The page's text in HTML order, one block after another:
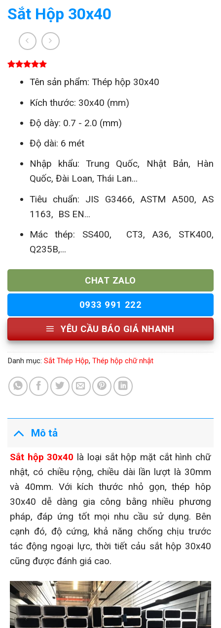
Sắt Hộp 30x40
dựa trênTên sản phẩm: Thép hộp 30x40
Kích thước: 30x40 (mm)
Độ dày: 0.7 - 2.0 (mm)
Độ dài: 6 mét
Nhập khẩu: Trung Quốc, Nhật Bản, Hàn
Quốc, Đài Loan, Thái Lan...
Tiêu chuẩn: JIS G3466, ASTM A500, AS
1163, BS EN...
Mác thép: SS400, CT3, A36, STK400,
Q235B,...
CHAT ZALO
0933 991 222
YÊU CẦU BÁO GIÁ NHANH
Danh mục: Sắt Thép Hộp, Thép hộp chữ nhật
Mô tả
Sắt hộp 30x40 là loại sắt hộp mặt cắt hình chữ
nhật, có chiều rộng, chiều dài lần lượt là 30mm
và 40mm. Với kích thước nhỏ gọn, thép hôp
30x40 dễ dàng gia công bằng nhiều phương
pháp, đáp ứng tốt mọi nhu cầu sử dụng. Bên
cạnh đó, độ cứng, khả năng chống chịu trước
tác động ngoại lực, thời tiết cảu sắt hộp 30x40
cũng được đánh giá cao.